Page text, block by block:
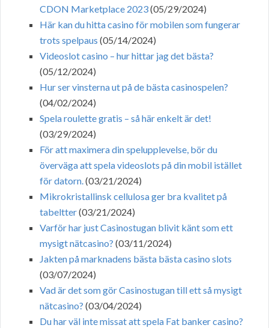
CDON Marketplace 2023(05/29/2024)
Här kan du hitta casino för mobilen som fungerar
trots spelpaus (05/14/2024)
Videoslot casino – hur hittar jag det bästa?
(05/12/2024)
Hur ser vinsterna ut på de bästa casinospelen?
(04/02/2024)
Spela roulette gratis – så här enkelt är det!
(03/29/2024)
För att maximera din spelupplevelse, bör du
överväga att spela videoslots på din mobil istället
för datorn.(03/21/2024)
Mikrokristallinsk cellulosa ger bra kvalitet på
tabeltter(03/21/2024)
Varför har just Casinostugan blivit känt som ett
mysigt nätcasino? (03/11/2024)
Jakten på marknadens bästa bästa casino slots
(03/07/2024)
Vad är det som gör Casinostugan till ett så mysigt
nätcasino? (03/04/2024)
Du har väl inte missat att spela Fat banker casino?